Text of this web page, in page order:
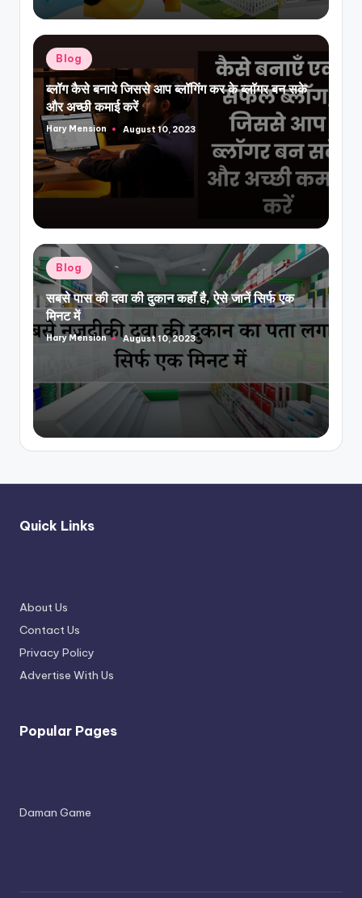
Posted
in
Blog
ब्लॉग कैसे बनाये जिससे आप ब्लॉगिंग कर के ब्लॉगर बन सके
और अच्छी कमाई करें
Posted
by
Hary Mension August 10, 2023
Posted
in
Blog
सबसे पास की दवा की दुकान कहाँ है, ऐसे जानें सिर्फ एक
मिनट में
Posted
Hary Mension August 10, 2023
Quick Links
About Us
Contact Us
Privacy Policy
Advertise With Us
Popular Pages
Daman Game